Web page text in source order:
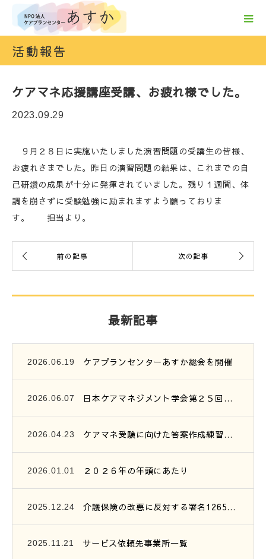
活動報告
ケアマネ応援講座受講、お疲れ様でした。
2023.09.29
９月２８日に実施いたしました演習問題の受講生の皆様、
お疲れさまでした。昨日の演習問題の結果は、これまでの自
己研鑽の成果が十分に発揮されていました。残り１週間、体
調を崩さずに受験勉強に励まれますよう願っておりま
す。 担当より。
最新記事
2026.06.19 ケアプランセンターあすか総会を開催
2026.06.07 日本ケアマネジメント学会第２５回研究大会参加報告
2026.04.23 ケアマネ受験に向けた答案作成練習会開催のご案内
2026.01.01 ２０２６年の年頭にあたり
2025.12.24 介護保険の改悪に反対する署名1265筆を提出
2025.11.21 サービス依頼先事業所一覧